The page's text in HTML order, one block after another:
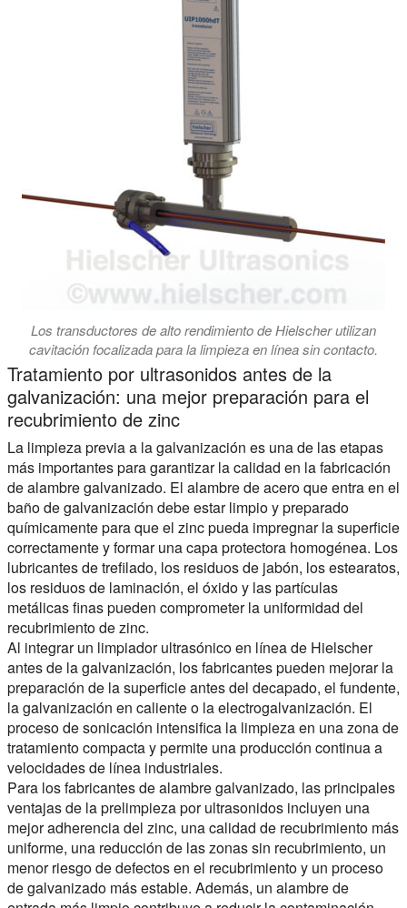
Los transductores de alto rendimiento de Hielscher utilizan
cavitación focalizada para la limpieza en línea sin contacto.
Tratamiento por ultrasonidos antes de la
galvanización: una mejor preparación para el
recubrimiento de zinc
La limpieza previa a la galvanización es una de las etapas
más importantes para garantizar la calidad en la fabricación
de alambre galvanizado. El alambre de acero que entra en el
baño de galvanización debe estar limpio y preparado
químicamente para que el zinc pueda impregnar la superficie
correctamente y formar una capa protectora homogénea. Los
lubricantes de trefilado, los residuos de jabón, los estearatos,
los residuos de laminación, el óxido y las partículas
metálicas finas pueden comprometer la uniformidad del
recubrimiento de zinc.
Al integrar un limpiador ultrasónico en línea de Hielscher
antes de la galvanización, los fabricantes pueden mejorar la
preparación de la superficie antes del decapado, el fundente,
la galvanización en caliente o la electrogalvanización. El
proceso de sonicación intensifica la limpieza en una zona de
tratamiento compacta y permite una producción continua a
velocidades de línea industriales.
Para los fabricantes de alambre galvanizado, las principales
ventajas de la prelimpieza por ultrasonidos incluyen una
mejor adherencia del zinc, una calidad de recubrimiento más
uniforme, una reducción de las zonas sin recubrimiento, un
menor riesgo de defectos en el recubrimiento y un proceso
de galvanizado más estable. Además, un alambre de